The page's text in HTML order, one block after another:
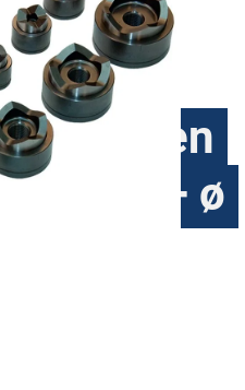
ponsen
PG48 + ø